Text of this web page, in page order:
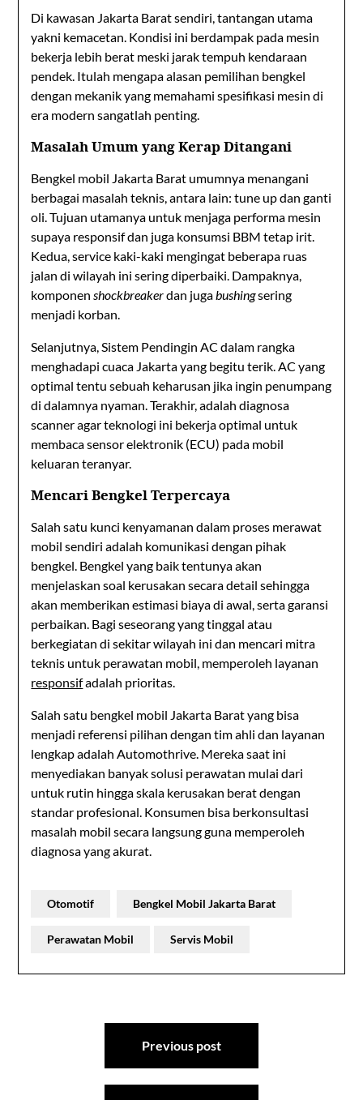
Di kawasan Jakarta Barat sendiri, tantangan utama
yakni kemacetan. Kondisi ini berdampak pada mesin
bekerja lebih berat meski jarak tempuh kendaraan
pendek. Itulah mengapa alasan pemilihan bengkel
dengan mekanik yang memahami spesifikasi mesin di
era modern sangatlah penting.
Masalah Umum yang Kerap Ditangani
Bengkel mobil Jakarta Barat umumnya menangani
berbagai masalah teknis, antara lain: tune up dan ganti
oli. Tujuan utamanya untuk menjaga performa mesin
supaya responsif dan juga konsumsi BBM tetap irit.
Kedua, service kaki-kaki mengingat beberapa ruas
jalan di wilayah ini sering diperbaiki. Dampaknya,
komponenshockbreakerdan jugabushingsering
menjadi korban.
Selanjutnya, Sistem Pendingin AC dalam rangka
menghadapi cuaca Jakarta yang begitu terik. AC yang
optimal tentu sebuah keharusan jika ingin penumpang
di dalamnya nyaman. Terakhir, adalah diagnosa
scanner agar teknologi ini bekerja optimal untuk
membaca sensor elektronik (ECU) pada mobil
keluaran teranyar.
Mencari Bengkel Terpercaya
Salah satu kunci kenyamanan dalam proses merawat
mobil sendiri adalah komunikasi dengan pihak
bengkel. Bengkel yang baik tentunya akan
menjelaskan soal kerusakan secara detail sehingga
akan memberikan estimasi biaya di awal, serta garansi
perbaikan. Bagi seseorang yang tinggal atau
berkegiatan di sekitar wilayah ini dan mencari mitra
teknis untuk perawatan mobil, memperoleh layanan
responsifadalah prioritas.
Salah satu bengkel mobil Jakarta Barat yang bisa
menjadi referensi pilihan dengan tim ahli dan layanan
lengkap adalah Automothrive. Mereka saat ini
menyediakan banyak solusi perawatan mulai dari
untuk rutin hingga skala kerusakan berat dengan
standar profesional. Konsumen bisa berkonsultasi
masalah mobil secara langsung guna memperoleh
diagnosa yang akurat.
Otomotif Bengkel Mobil Jakarta Barat
Perawatan Mobil Servis Mobil
Previous post